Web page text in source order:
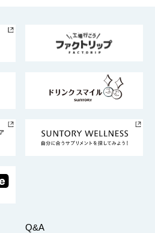
大阪
ステナビリティ経営
Q&A